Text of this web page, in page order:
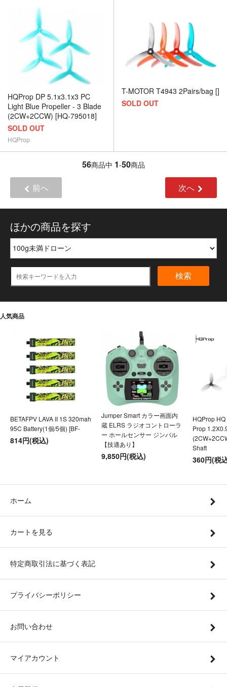
HQProp DP 5.1x3.1x3 PC
Light Blue Propeller - 3 Blade
(2CW+2CCW) [HQ-795018]
SOLD OUT
HQProp
T-MOTOR T4943 2Pairs/bag []
SOLD OUT
56商品中 1-50商品
前へ 次へ
ほかの商品を探す
検索
人気商品
BETAFPV LAVA II 1S 320mah
95C Battery(1個/5個) [BF-
814円(税込)
Jumper Smart カラー画面内
蔵 ELRS ラジオコントローラ
ー ホールセンサー ジンバル
【技適あり】
9,850円(税込)
HQProp
Prop
Shaft
360円(税
ホーム
カートを見る
特定商取引法に基づく表記
プライバシーポリシー
お問い合わせ
マイアカウント